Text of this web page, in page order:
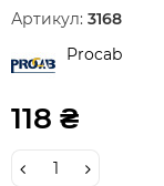
Артикул: 3168
Procab
118 ₴